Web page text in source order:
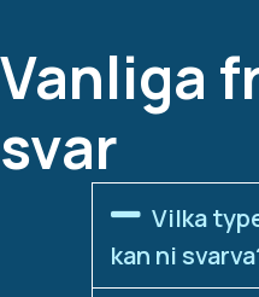
Vanliga
svar
Vilka
kan ni